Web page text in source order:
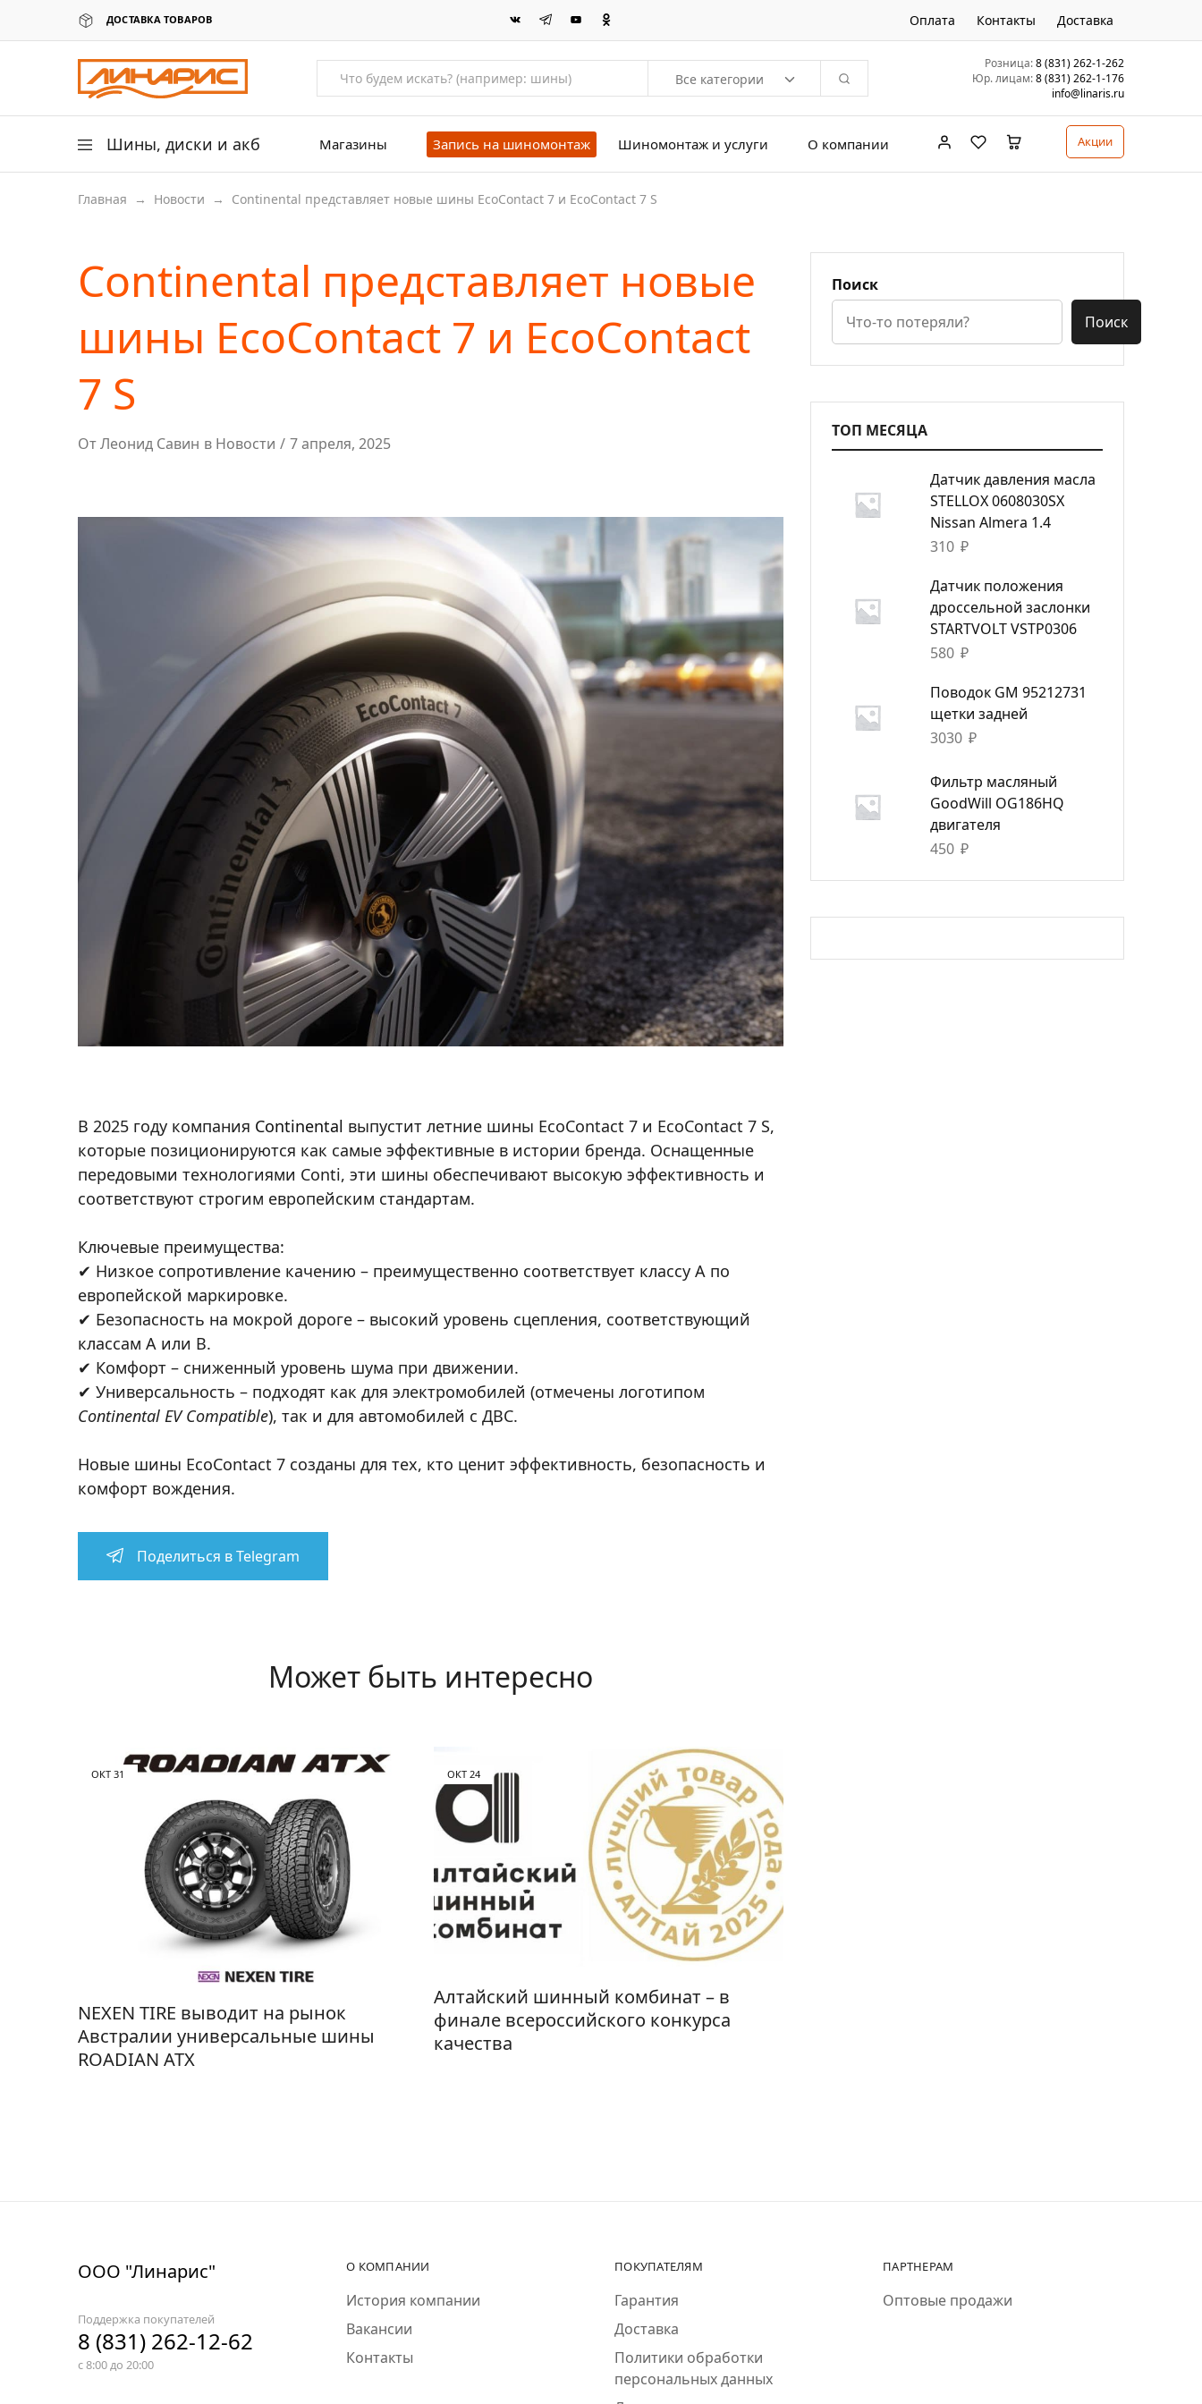
ДОСТАВКА ТОВАРОВ Оплата Контакты Доставка
Линарис
Продажа
шин,
дисков
аккумуляторов
Все категории
Розница:8 (831) 262-1-262
Юр. лицам:8 (831) 262-1-176
info@linaris.ru
Шины, диски и акб
Легковые шины
Для грузовых авто
Аккумуляторы
Датчики давления в шинах
Магазины Запись на шиномонтаж Шиномонтаж и услуги О компании Акции
Главная → Новости → Continental представляет новые шины EcoContact 7 и EcoContact 7 S
Continental представляет новые
шины EcoContact 7 и EcoContact
7 S
ОтЛеонид Савин в Новости 7 апреля, 2025
В 2025 году компания Continental выпустит летние шины EcoContact 7 и EcoContact 7 S,
которые позиционируются как самые эффективные в истории бренда. Оснащенные
передовыми технологиями Conti, эти шины обеспечивают высокую эффективность и
соответствуют строгим европейским стандартам.
Ключевые преимущества:
✔ Низкое сопротивление качению – преимущественно соответствует классу A по
европейской маркировке.
✔ Безопасность на мокрой дороге – высокий уровень сцепления, соответствующий
классам A или B.
✔ Комфорт – сниженный уровень шума при движении.
✔ Универсальность – подходят как для электромобилей (отмечены логотипом
Continental EV Compatible), так и для автомобилей с ДВС.
Новые шины EcoContact 7 созданы для тех, кто ценит эффективность, безопасность и
комфорт вождения.
Поделиться в Telegram
Может быть интересно
ОКТ 31
NEXEN TIRE выводит на рынок
Австралии универсальные шины
ROADIAN ATX
ОКТ 24
Алтайский шинный комбинат – в
финале всероссийского конкурса
качества
Поиск
Поиск
ТОП МЕСЯЦА
Датчик давления масла
STELLOX 0608030SX
Nissan Almera 1.4
310 ₽
Датчик положения
дроссельной заслонки
STARTVOLT VSTP0306
580 ₽
Поводок GM 95212731
щетки задней
3030 ₽
Фильтр масляный
GoodWill OG186HQ
двигателя
450 ₽
ООО "Линарис"
Поддержка покупателей
8 (831) 262-12-62
с 8:00 до 20:00
О КОМПАНИИ
История компании
Вакансии
Контакты
ПОКУПАТЕЛЯМ
Гарантия
Доставка
Политики обработки
персональных данных
ПАРТНЕРАМ
Оптовые продажи